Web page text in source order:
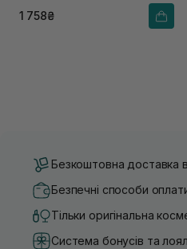
1 758₴
Безкоштовна доставка
Безпечні способи
Тільки оригінальна
Система бонусів та